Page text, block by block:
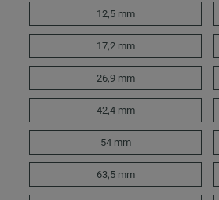
12,5 mm
17,2 mm
26,9 mm
42,4 mm
54 mm
63,5 mm